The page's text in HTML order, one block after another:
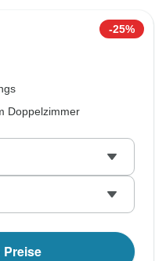
-25%
Doppelzimmer
Preise